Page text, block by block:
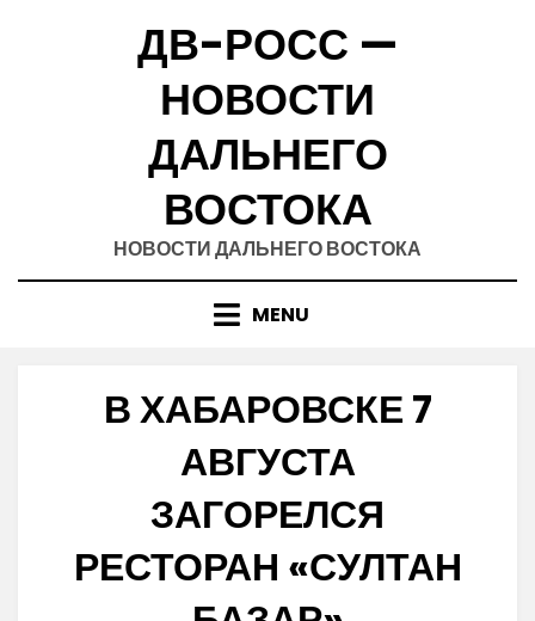
ДВ-РОСС —
НОВОСТИ
ДАЛЬНЕГО
ВОСТОКА
НОВОСТИ ДАЛЬНЕГО ВОСТОКА
MENU
В ХАБАРОВСКЕ 7
АВГУСТА
ЗАГОРЕЛСЯ
РЕСТОРАН «СУЛТАН